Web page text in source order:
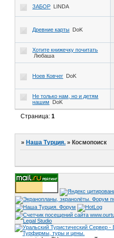
ЗАБОР LINDA
Древние карты DoK
Хотите книжечку почитать
Любаша
Ноев Ковчег DoK
Не только нам, но и детям
нашим
DoK
Страница:1
»Наша Турция. »Космопоиск